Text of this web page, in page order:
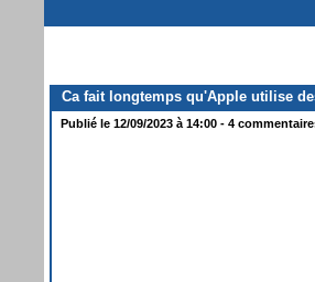
Ca fait longtemps qu'Apple utilise
Publié le 12/09/2023 à 14:00 - 4